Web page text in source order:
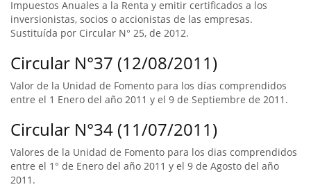
Impuestos Anuales a la Renta y emitir certificados a los
inversionistas, socios o accionistas de las empresas.
Sustituída por Circular N° 25, de 2012.
Circular N°37 (12/08/2011)
Valor de la Unidad de Fomento para los días comprendidos
entre el 1 Enero del año 2011 y el 9 de Septiembre de 2011.
Circular N°34 (11/07/2011)
Valores de la Unidad de Fomento para los dias comprendidos
entre el 1° de Enero del año 2011 y el 9 de Agosto del año
2011.